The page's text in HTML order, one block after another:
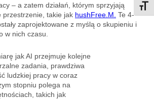
– a zatem działań, którym sprzyjają
przestrzenie, takie jak hushFree.M. Te 4-
zaprojektowane z myślą o skupieniu i
w nich czasu.
jak AI przejmuje kolejne
zadania, prawdziwa
ludzkiej pracy w coraz
stopniu polega na
takich jak